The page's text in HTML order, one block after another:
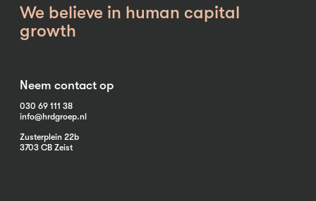
We believe in human capital
growth
Neem contact op
030 69 111 38
info@hrdgroep.nl
Zusterplein 22b
3703 CB Zeist